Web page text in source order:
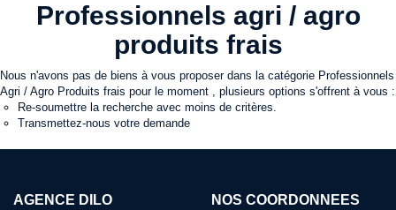
Professionnels agri / agro
produits frais
Nous n'avons pas de biens à vous proposer dans la catégorie Professionnels
Agri / Agro Produits frais pour le moment , plusieurs options s'offrent à vous :
Re-soumettre la recherche avec moins de critères.
Transmettez-nous votre demande
AGENCE DILO NOS COORDONNÉES